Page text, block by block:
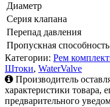
Диаметр
Серия клапана
Перепад давления
Пропускная способность
Категории: Рем
Штоки, WaterValve
Производитель
характеристики товара,
предварительного